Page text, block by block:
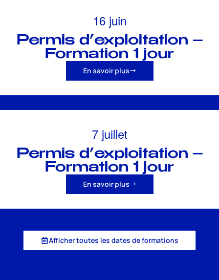
16 juin
Permis d’exploitation –
Formation 1 jour
En savoir plus
7 juillet
Permis d’exploitation –
Formation 1 jour
En savoir plus
Afficher toutes les dates de formations